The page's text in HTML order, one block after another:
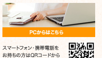
ッ
ク
｜